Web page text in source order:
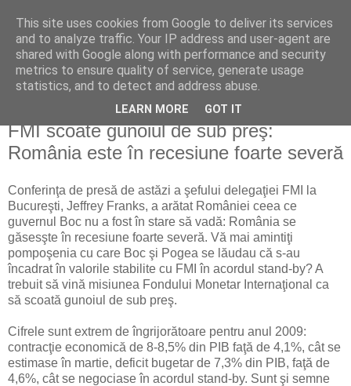
Reflecţii economice
blog de reflecţii, informaţii şi opinii economice
luni, 10 august 2009
FMI scoate gunoiul de sub preş:
România este în recesiune foarte severă
Conferinţa de presă de astăzi a şefului delegaţiei FMI la
Bucureşti, Jeffrey Franks, a arătat României ceea ce
guvernul Boc nu a fost în stare să vadă: România se
găsesşte în recesiune foarte severă. Vă mai amintiţi
pompoşenia cu care Boc şi Pogea se lăudau că s-au
încadrat în valorile stabilite cu FMI în acordul stand-by? A
trebuit să vină misiunea Fondului Monetar Internaţional ca
să scoată gunoiul de sub preş.
Cifrele sunt extrem de îngrijorătoare pentru anul 2009:
contracţie economică de 8-8,5% din PIB faţă de 4,1%, cât se
estimase în martie, deficit bugetar de 7,3% din PIB, faţă de
4,6%, cât se negociase în acordul stand-by. Sunt şi semne
This site uses cookies from Google to deliver its services
and to analyze traffic. Your IP address and user-agent are
shared with Google along with performance and security
metrics to ensure quality of service, generate usage
statistics, and to detect and address abuse.
LEARN MORE GOT IT